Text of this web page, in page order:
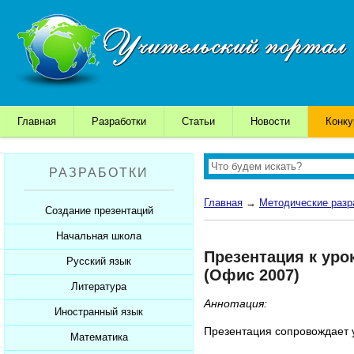
Главная Разработки Статьи Новости
РАЗРАБОТКИ
Создание презентаций
Шаблоны для презентаций
Советы начинающим
Советы дедушки
К презентации...
Начальная школа
Уроки
Презентации
Мультимедийные тесты
Печатные тесты
Русский язык
Уроки
Презентации
Мультимедийные тесты
Литература
Уроки
Презентации
Иностранный язык
Уроки
Математика
Главная → Методические
Презентация к
(Офис 2007)
Аннотация:
Презентация сопровождает